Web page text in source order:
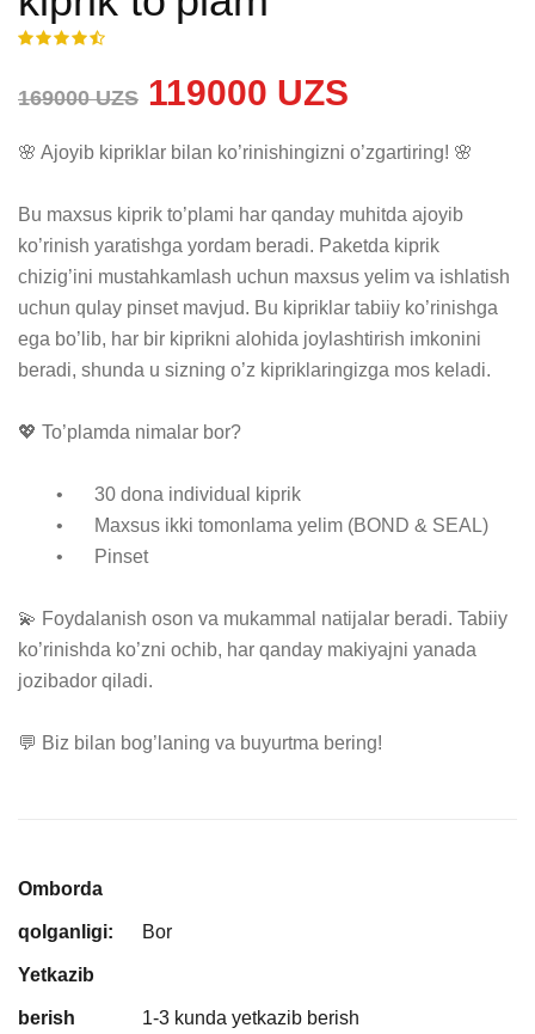
169000 UZS 119000 UZS
🌸 Ajoyib kipriklar bilan ko’rinishingizni o’zgartiring! 🌸
Bu maxsus kiprik to’plami har qanday muhitda ajoyib
ko’rinish yaratishga yordam beradi. Paketda kiprik
chizig’ini mustahkamlash uchun maxsus yelim va ishlatish
uchun qulay pinset mavjud. Bu kipriklar tabiiy ko’rinishga
ega bo’lib, har bir kiprikni alohida joylashtirish imkonini
beradi, shunda u sizning o’z kipriklaringizga mos keladi.
💖 To’plamda nimalar bor?
💫 Foydalanish oson va mukammal natijalar beradi. Tabiiy
ko’rinishda ko’zni ochib, har qanday makiyajni yanada
jozibador qiladi.
💬 Biz bilan bog’laning va buyurtma bering!
Omborda
qolganligi: Bor
Yetkazib
berish
1-3 kunda yetkazib berish